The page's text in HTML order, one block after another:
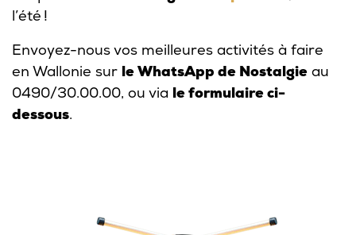
l’été !
Envoyez-nous vos meilleures activités à faire
en Wallonie sur le WhatsApp de Nostalgie au
0490/30.00.00, ou via le formulaire ci-
dessous.